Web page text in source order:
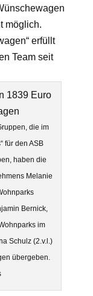
möglich.
erfüllt
Team seit
die im
für den ASB
haben die
Melanie
Bernick,
im
Schulz (2.v.l.)
übergeben.